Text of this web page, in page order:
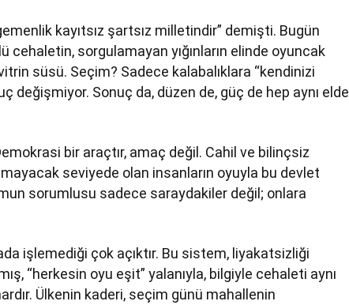
kayıtsız şartsız milletindir” demişti. Bugün
sorgulamayan yığınların elinde oyuncak
süsü. Seçim? Sadece kalabalıklara “kendinizi
değişmiyor. Sonuç da, düzen de, güç de hep aynı elde
bir araçtır, amaç değil. Cahil ve bilinçsiz
seviyede olan insanların oyuyla bu devlet
sorumlusu sadece saraydakiler değil; onlara
işlemediği çok açıktır. Bu sistem, liyakatsizliği
“herkesin oyu eşit” yalanıyla, bilgiyle cehaleti aynı
Ülkenin kaderi, seçim günü mahallenin